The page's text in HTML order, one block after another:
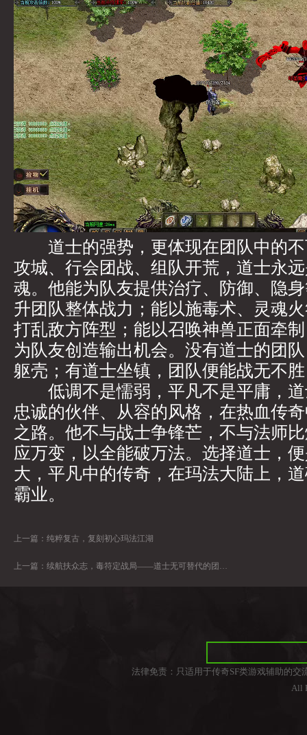
道士的强势，更体现在团队中的不
攻城、行会团战、组队开荒，道士永
魂。他能为队友提供治疗、防御、隐
升团队整体战力；能以施毒术、灵魂
打乱敌方阵型；能以召唤神兽正面牵
为队友创造输出机会。没有道士的团
躯壳；有道士坐镇，团队便能战无不
低调不是懦弱，平凡不是平庸，道
忠诚的伙伴、从容的风格，在热血传
之路。他不与战士争锋芒，不与法师
应万变，以全能破万法。选择道士，
大，平凡中的传奇，在玛法大陆上，
霸业。
上一篇： 纯粹复古，复刻初心玛法江湖
上一篇： 续航扶众志，毒符定战局——道士无可替代的团队灵魂价值
法律免责：只适用于传奇SF类游戏辅助的
All